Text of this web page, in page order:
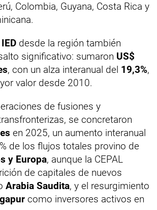
Colombia, Guyana, Costa Rica y
desde la región también
significativo: sumaron US$
, con un alza interanual del 19,3%,
valor desde 2010.
de fusiones y
se concretaron
en 2025, un aumento interanual
de los flujos totales provino de
y Europa, aunque la CEPAL
de capitales de nuevos
Arabia Saudita, y el resurgimiento
como inversores activos en